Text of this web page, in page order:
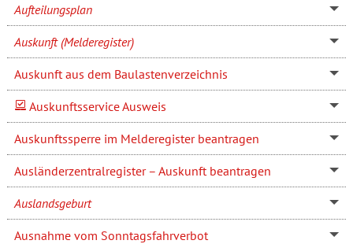
Aufteilungsplan
Auskunft (Melderegister)
Auskunft aus dem Baulastenverzeichnis
Auskunftsservice Ausweis
Auskunftssperre im Melderegister beantragen
Ausländerzentralregister – Auskunft beantragen
Auslandsgeburt
Ausnahme vom Sonntagsfahrverbot